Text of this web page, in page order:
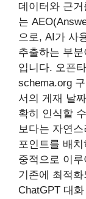
데이터와 근
는
으로, AI가 사
추출하는 부분
입니다. 오픈
schema.org
서의 게재 날
확히 인식할
보다는 자연
포인트를 배
중적으로 이
기존에 최적
ChatGPT 대